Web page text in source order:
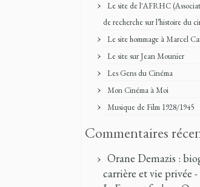
Le site de l'AFRHC
de recherche sur l’histoire du
Le site hommage à Marcel
Le site sur Jean Mounier
Les Gens du Cinéma
Mon Cinéma à Moi
Musique de Film 1928/1945
Commentaires
Orane Demazis :
carrière et vie privée -